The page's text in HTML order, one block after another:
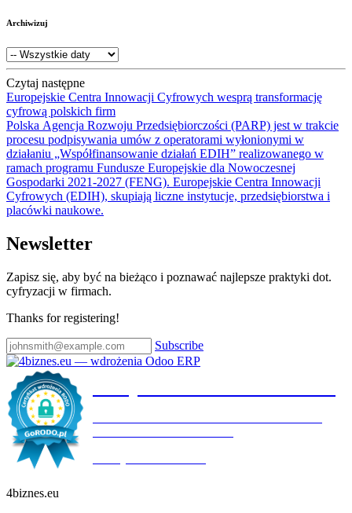
Archiwizuj
Czytaj następne
Europejskie Centra Innowacji Cyfrowych wesprą transformację
cyfrową polskich firm
Polska Agencja Rozwoju Przedsiębiorczości (PARP) jest w trakcie
procesu podpisywania umów z operatorami wyłonionymi w
działaniu „Współfinansowanie działań EDIH” realizowanego w
ramach programu Fundusze Europejskie dla Nowoczesnej
Gospodarki 2021-2027 (FENG). Europejskie Centra Innowacji
Cyfrowych (EDIH), skupiają liczne instytucje, przedsiębiorstwa i
placówki naukowe.
Newsletter
Zapisz się, aby być na bieżąco i poznawać najlepsze praktyki dot.
cyfryzacji w firmach.
Thanks for registering!
Subscribe
4biznes.eu